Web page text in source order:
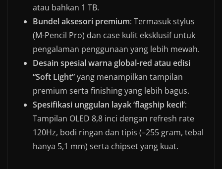
atau bahkan 1 TB.
Bundel aksesori premium: Termasuk stylus
(M-Pencil Pro) dan case kulit eksklusif untuk
pengalaman penggunaan yang lebih mewah.
Desain spesial warna global-red atau edisi
“Soft Light”yang menampilkan tampilan
premium serta finishing yang lebih bagus.
Spesifikasi unggulan layak ‘flagship kecil’:
Tampilan OLED 8,8 inci dengan refresh rate
120Hz, bodi ringan dan tipis (–255 gram, tebal
hanya 5,1 mm) serta chipset yang kuat.